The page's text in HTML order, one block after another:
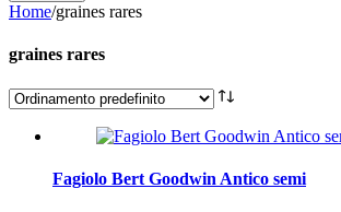
Home/graines rares
graines rares
Fagiolo Bert Goodwin Antico semi